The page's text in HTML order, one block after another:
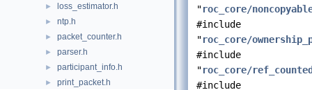
► loss_estimator.h
► ntp.h
► packet_counter.h
► parser.h
► participant_info.h
► print_packet.h
"roc_core/
#include
"roc_core/
#include
"roc_core/
#include